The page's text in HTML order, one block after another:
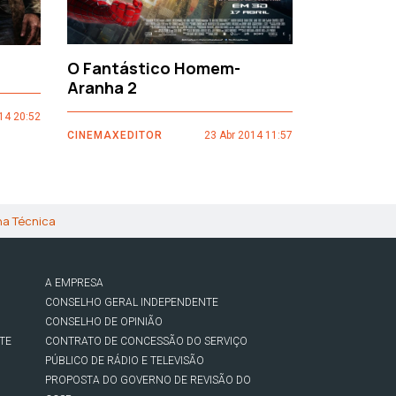
20:52
O Fantástico Homem-
Aranha 2
CINEMAXEDITOR 23 Abr 2014 11:57
Técnica
A EMPRESA
CONSELHO GERAL INDEPENDENTE
CONSELHO DE OPINIÃO
CONTRATO DE CONCESSÃO DO SERVIÇO
PÚBLICO DE RÁDIO E TELEVISÃO
PROPOSTA DO GOVERNO DE REVISÃO DO